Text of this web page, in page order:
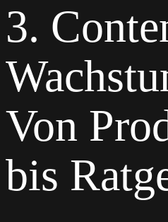
3.
Von
bis